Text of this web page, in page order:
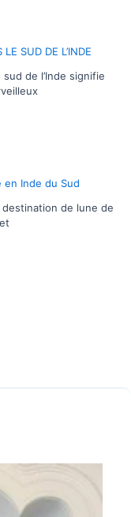
SUD DE L’INDE
de l’Inde signifie
en Inde du Sud
destination de lune de